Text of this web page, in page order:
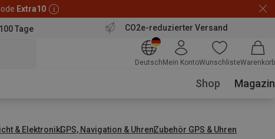
Extra10
Tage CO2e-reduzierter Versand
Deutsch Mein KontoWunschlisteWarenkorb
Shop Magazin
& ElektronikGPS, Navigation & UhrenZubehör GPS & Uhren